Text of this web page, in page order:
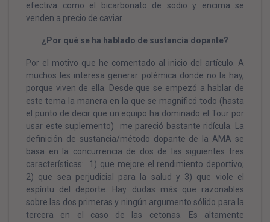
efectiva como el bicarbonato de sodio y encima se
venden a precio de caviar.
¿Por qué se ha hablado de sustancia dopante?
Por el motivo que he comentado al inicio del artículo. A
muchos les interesa generar polémica donde no la hay,
porque viven de ella. Desde que se empezó a hablar de
este tema la manera en la que se magnificó todo (hasta
el punto de decir que un equipo ha dominado el Tour por
usar este suplemento) me pareció bastante ridícula. La
definición de sustancia/método dopante de la AMA se
basa en la concurrencia de dos de las siguientes tres
características: 1) que mejore el rendimiento deportivo;
2) que sea perjudicial para la salud y 3) que viole el
espíritu del deporte. Hay dudas más que razonables
sobre las dos primeras y ningún argumento sólido para la
tercera en el caso de las cetonas. Es altamente